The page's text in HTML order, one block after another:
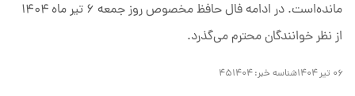
مانده‌است. در ادامه فال حافظ مخصوص روز جمعه ۶ تیر ماه ۱۴۰۴
از نظر خوانندگان محترم می‌گذرد.
۰۶ تیر ۱۴۰۴ شناسه خبر:۴۵۱۴۰۴